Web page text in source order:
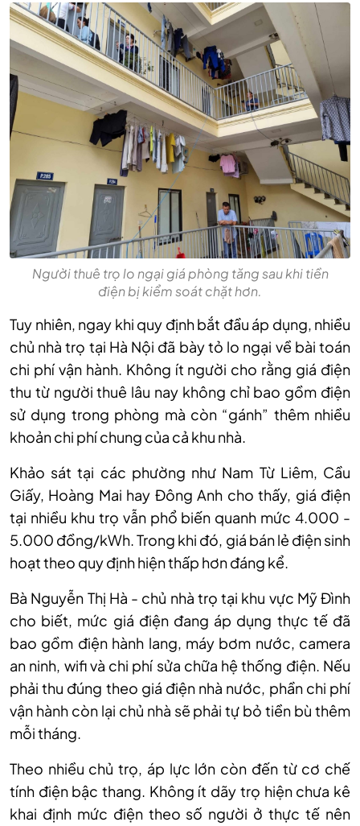
Người thuê trọ lo ngại giá phòng tăng sau khi tiền
điện bị kiểm soát chặt hơn.
Tuy nhiên, ngay khi quy định bắt đầu áp dụng, nhiều
chủ nhà trọ tại Hà Nội đã bày tỏ lo ngại về bài toán
chi phí vận hành. Không ít người cho rằng giá điện
thu từ người thuê lâu nay không chỉ bao gồm điện
sử dụng trong phòng mà còn “gánh” thêm nhiều
khoản chi phí chung của cả khu nhà.
Khảo sát tại các phường như Nam Từ Liêm, Cầu
Giấy, Hoàng Mai hay Đông Anh cho thấy, giá điện
tại nhiều khu trọ vẫn phổ biến quanh mức 4.000 -
5.000 đồng/kWh. Trong khi đó, giá bán lẻ điện sinh
hoạt theo quy định hiện thấp hơn đáng kể.
Bà Nguyễn Thị Hà - chủ nhà trọ tại khu vực Mỹ Đình
cho biết, mức giá điện đang áp dụng thực tế đã
bao gồm điện hành lang, máy bơm nước, camera
an ninh, wifi và chi phí sửa chữa hệ thống điện. Nếu
phải thu đúng theo giá điện nhà nước, phần chi phí
vận hành còn lại chủ nhà sẽ phải tự bỏ tiền bù thêm
mỗi tháng.
Theo nhiều chủ trọ, áp lực lớn còn đến từ cơ chế
tính điện bậc thang. Không ít dãy trọ hiện chưa kê
khai định mức điện theo số người ở thực tế nên